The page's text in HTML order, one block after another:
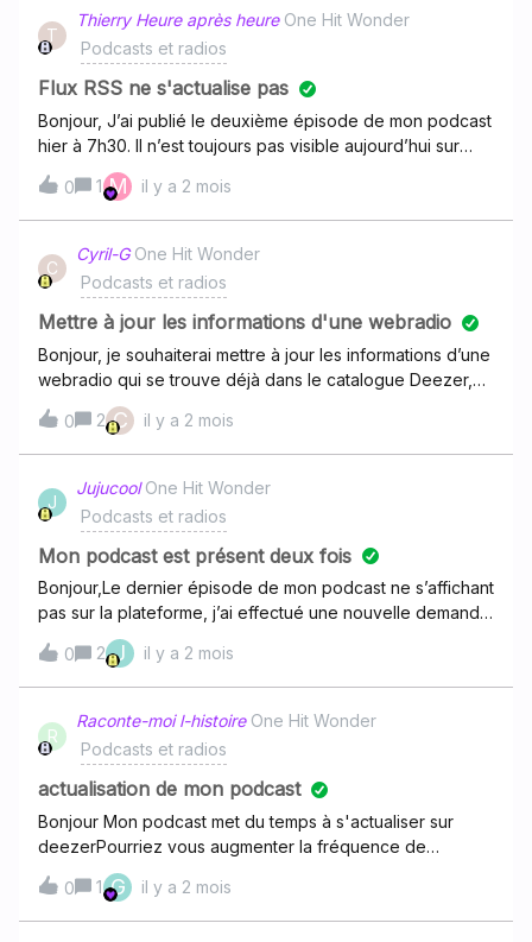
: https://link.deezer.com/s/33GSjwCxdcycIaWZaR7RJet
l’URL du RSS d’origine est là
: https://podcast.ehlesvilains.com/rss/le-morceau-
cachepar contre en voulant faire une revendication du
podcast, deezer en a créé un autre
: https://link.deezer.com/s/33GTAZVfzHd4qsaFwbPZa (je
voudrais que celui là disparaisse et que celui d’origine se
mette à jour avec le nouveau RSS (32 épisodes
T
Thierry Heure après heure One Hit Wonder
Podcasts et radios
Flux RSS ne s'actualise pas
Bonjour, J’ai publié le deuxième épisode de mon podcast
hier à 7h30. Il n’est toujours pas visible aujourd’hui sur
Deezer, est-ce que certains d’entre vous ont déjà eu ce
problème ? Problème d’actualisation du flux RSS ? Merci
de votre retour !
0 1 M il y a 2 mois
C
Cyril-G One Hit Wonder
Podcasts et radios
Mettre à jour les informations d'une webradio
Bonjour, je souhaiterai mettre à jour les informations d’une
webradio qui se trouve déjà dans le catalogue Deezer,
mais tous les liens que j’ai trouvé ne sont plus bons.
Comment puis-je faire? merci par avance de votre
réponse.
0 2 C il y a 2 mois
J
Jujucool One Hit Wonder
Podcasts et radios
Mon podcast est présent deux fois
Bonjour,Le dernier épisode de mon podcast ne s’affichant
pas sur la plateforme, j’ai effectué une nouvelle demande
d’ajout à partir du flux RSS, me disant que ça n’allait que
le mettre à jour, sachant que le flux RSS est déjà présent
sur la plateforme.Cependant, ça ne l’a pas mis à jour mais
ça a créé une deuxième occurrence du podcast (qui elle
est à jour).Serait-il possible de supprimer l’ancien flux du
podcast (qui n’est pas à jour) et de laisser le nouveau
(qui lui a bien le dernier épisode) ?À supprimer
: https://www.deezer.com/fr/show/1001691831À conserver
: https://www.deezer.com/fr/show/1003114811Merci
beaucoup pour l’aide apportée !
0 2 J il y a 2 mois
R
Raconte-moi l-histoire One Hit Wonder
Podcasts et radios
actualisation de mon podcast
Bonjour Mon podcast met du temps à s'actualiser sur
deezerPourriez vous augmenter la fréquence de
rafraîchissement ?
https://anchor.fm/s/112168740/podcast/rssMerci
beaucoup
0 1 G il y a 2 mois